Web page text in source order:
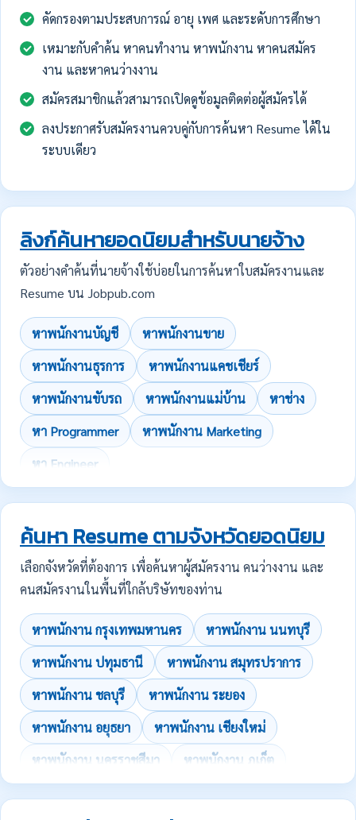
คัดกรองตามประสบการณ์ อายุ เพศ และระดับการศึกษา
เหมาะกับคำค้น หาคนทำงาน หาพนักงาน หาคนสมัคร
งาน และหาคนว่างงาน
สมัครสมาชิกแล้วสามารถเปิดดูข้อมูลติดต่อผู้สมัครได้
ลงประกาศรับสมัครงานควบคู่กับการค้นหา Resume ได้ใน
ระบบเดียว
ลิงก์ค้นหายอดนิยมสำหรับนายจ้าง
ตัวอย่างคำค้นที่นายจ้างใช้บ่อยในการค้นหาใบสมัครงานและ
Resume บน Jobpub.com
หาพนักงานบัญชี
หาพนักงานขาย
หาพนักงานธุรการ
หาพนักงานแคชเชียร์
หาพนักงานขับรถ
หาพนักงานแม่บ้าน
หาช่าง
หา Programmer
หาพนักงาน Marketing
หา Engineer
ค้นหา Resume ตามจังหวัดยอดนิยม
เลือกจังหวัดที่ต้องการ เพื่อค้นหาผู้สมัครงาน คนว่างงาน และ
คนสมัครงานในพื้นที่ใกล้บริษัทของท่าน
หาพนักงาน กรุงเทพมหานคร
หาพนักงาน นนทบุรี
หาพนักงาน ปทุมธานี
หาพนักงาน สมุทรปราการ
หาพนักงาน ชลบุรี
หาพนักงาน ระยอง
หาพนักงาน อยุธยา
หาพนักงาน เชียงใหม่
หาพนักงาน นครราชสีมา
หาพนักงาน ภูเก็ต